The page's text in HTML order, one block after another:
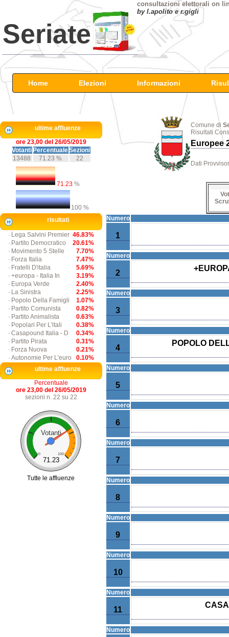
Seriate
consultazioni elettorali on
by l.apolito e r.gigli
Home Elezioni Informazioni
ultime affluenze
ore 23,00 del 26/05/2019
Votanti Percentuale Sezioni
13488
71.23 % 22
71.23%
100 %
risultati
· Lega Salvini Premier 46.83%
· Partito Democratico
20.61%
· Movimento 5 Stelle
7.70%
· Forza Italia
7.47%
· Fratelli D'italia
5.69%
· +europa - Italia In
3.19%
· Europa Verde
2.40%
· La Sinistra
2.25%
· Popolo Della Famigli
1.07%
· Partito Comunista
0.82%
· Partito Animalista
0.63%
· Popolari Per L'itali
0.38%
· Casapound Italia - D
0.34%
· Partito Pirata
0.31%
· Forza Nuova
0.21%
· Autonomie Per L'euro
0.10%
ultime affluenze
Percentuale
ore 23,00 del 26/05/2019
sezioni n. 22 su 22
Votanti
0 100
71.23
Tutte le affluenze
Comune di
Risultati
Europee
Dati
Numero
1
Numero
2
Numero
3
Numero
4
POPOLO
Numero
5
Numero
6
Numero
7
Numero
8
Numero
9
Numero
10
Numero
11
Numero